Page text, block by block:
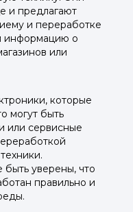
и предлагают
и переработке
информацию о
или
которые
могут быть
или сервисные
уверены, что
правильно и